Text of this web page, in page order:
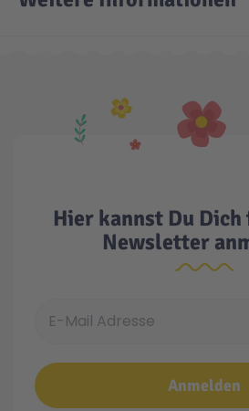
LEGO® Blumen
Hier kannst Du
Newsletter
Anmelden